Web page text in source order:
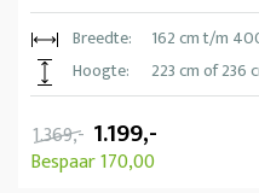
Breedte:
162 cm t/m
Hoogte:
223 cm of 236
1.369,- 1.199,-
Bespaar 170,00